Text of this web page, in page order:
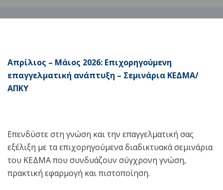
Απρίλιος – Μάιος 2026: Επιχορηγούμενη
επαγγελματική ανάπτυξη – Σεμινάρια ΚΕΔΜΑ/
ΑΠΚΥ
Επενδύστε στη γνώση και την επαγγελματική σας
εξέλιξη με τα επιχορηγούμενα διαδικτυακά σεμινάρια
του ΚΕΔΜΑ που συνδυάζουν σύγχρονη γνώση,
πρακτική εφαρμογή και πιστοποίηση.